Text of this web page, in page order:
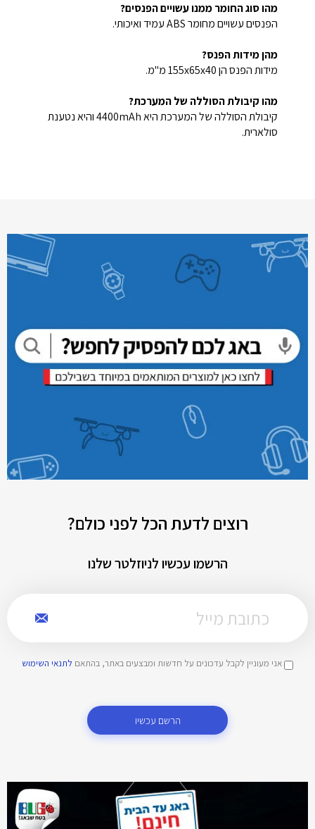
מהו סוג החומר ממנו עשויים הפנסים?
הפנסים עשויים מחומר ABS עמיד ואיכותי.
מהן מידות הפנס?
מידות הפנס הן 155x65x40 מ"מ.
מהו קיבולת הסוללה של המערכת?
קיבולת הסוללה של המערכת היא 4400mAh והיא נטענת
סולארית.
רוצים לדעת הכל לפני כולם?
הרשמו עכשיו לניוזלטר שלנו
אני מעוניין לקבל עדכונים על חדשות ומבצעים באתר, בהתאם לתנאי השימוש
הרשם עכשיו